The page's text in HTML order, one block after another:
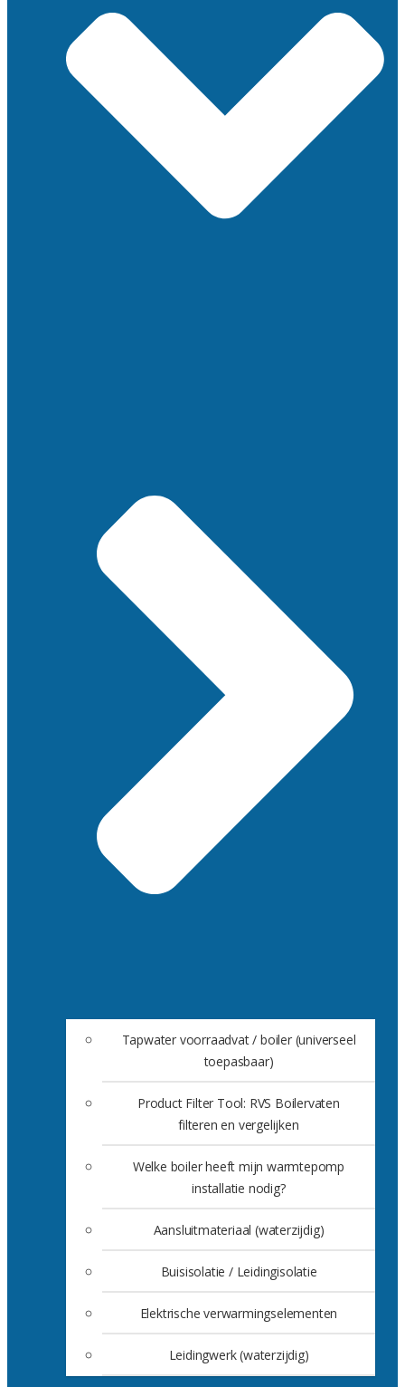
Tapwater voorraadvat / boiler (universeel
toepasbaar)
Product Filter Tool: RVS Boilervaten
filteren en vergelijken
Welke boiler heeft mijn warmtepomp
installatie nodig?
Aansluitmateriaal (waterzijdig)
Buisisolatie / Leidingisolatie
Elektrische verwarmingselementen
Leidingwerk (waterzijdig)